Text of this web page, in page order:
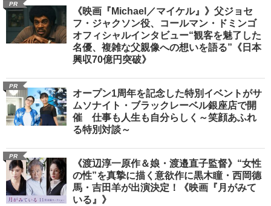
PR
《映画『Michael／マイケル』》父ジョセ
フ・ジャクソン役、コールマン・ドミンゴ
オフィシャルインタビュー“観客を魅了した
名優、複雑な父親像への想いを語る”《日本
興収70億円突破》
PR
オープン1周年を記念した特別イベントがサ
ムソナイト・ブラックレーベル銀座店で開
催 仕事も人生も自分らしく～笑顔あふれ
る特別対談～
PR
《渡辺淳一原作＆娘・渡邉直子監督》“女性
の性”を真摯に描く意欲作に黒木瞳・西岡德
馬・吉田羊が出演決定！《映画『月がみて
いる』》